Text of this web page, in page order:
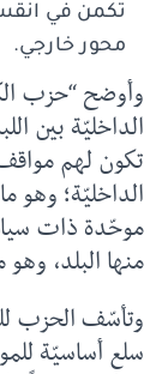
تكمن في
محور خارجي.
وأوضح “حزب
الداخليّة بين
تكون لهم مواقف
الداخليّة؛ وهو
موحّدة ذات
منها البلد،
وتأسّف الحزب
سلع أساسيّة